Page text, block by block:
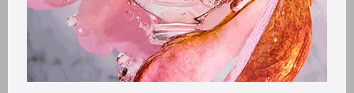
Llega MAÑANA